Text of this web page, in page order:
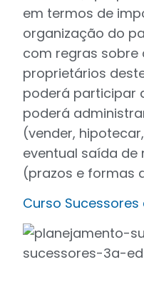
em termos de
organização do
com regras sobre
proprietários
poderá participar
poderá
(vender,
eventual saída
(prazos e formas
Curso